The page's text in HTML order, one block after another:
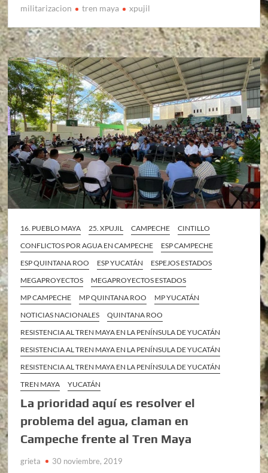
militarizacion
tren maya xpujil
16. PUEBLO MAYA 25. XPUJIL CAMPECHE
CINTILLO
CONFLICTOS POR AGUA EN CAMPECHE
ESP CAMPECHE
ESP QUINTANA ROO
ESP YUCATÁN
ESPEJOS ESTADOS
MEGAPROYECTOS
MEGAPROYECTOS ESTADOS
MP CAMPECHE
MP QUINTANA ROO
MP YUCATÁN
NOTICIAS NACIONALES
QUINTANA ROO
RESISTENCIA AL TREN MAYA EN LA PENÍNSULA DE YUCATÁN
RESISTENCIA AL TREN MAYA EN LA PENÍNSULA DE YUCATÁN
RESISTENCIA AL TREN MAYA EN LA PENÍNSULA DE YUCATÁN
TREN MAYA
YUCATÁN
La prioridad aquí es resolver el
problema del agua, claman en
Campeche frente al Tren Maya
grieta 30 noviembre, 2019